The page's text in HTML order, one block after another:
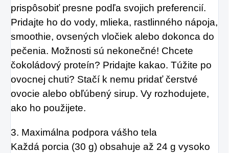
prispôsobiť presne podľa svojich preferencií.
Pridajte ho do vody, mlieka, rastlinného nápoja,
smoothie, ovsených vločiek alebo dokonca do
pečenia. Možnosti sú nekonečné! Chcete
čokoládový proteín? Pridajte kakao. Túžite po
ovocnej chuti? Stačí k nemu pridať čerstvé
ovocie alebo obľúbený sirup. Vy rozhodujete,
ako ho použijete.
3. Maximálna podpora vášho tela
Každá porcia (30 g) obsahuje až 24 g vysoko